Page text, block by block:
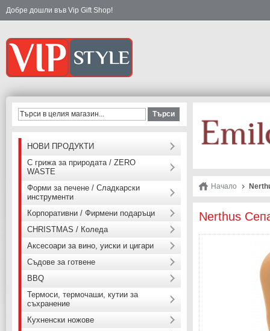
Добре дошли във Vip Gift Shop!
Начало
Nerthus
Търси
НОВИ ПРОДУКТИ
С грижа за природата / ZERO
WASTE
Форми за печене / Сладкарски
инструменти
Корпоративни / Фирмени подаръци
CHRISTMAS / Коледа
Аксесоари за вино, уиски и цигари
Съдове за готвене
BBQ
Термоси, термочаши, кутии за
съхранение
Кухненски ножове